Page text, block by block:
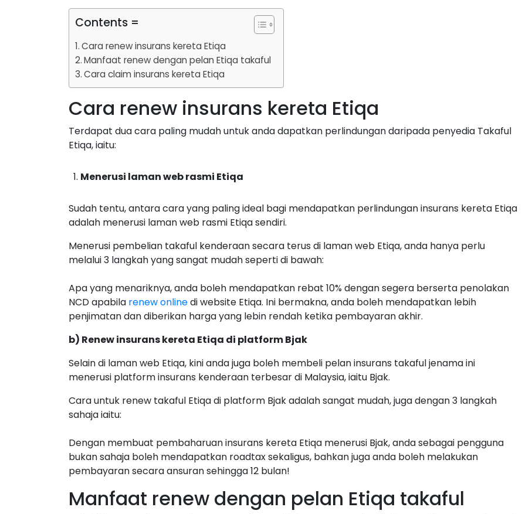
Contents =
Cara renew insurans kereta Etiqa
Manfaat renew dengan pelan Etiqa takaful
Cara claim insurans kereta Etiqa
Cara renew insurans kereta Etiqa
Terdapat dua cara paling mudah untuk anda dapatkan perlindungan daripada penyedia Takaful
Etiqa, iaitu:
Menerusi laman web rasmi Etiqa
Sudah tentu, antara cara yang paling ideal bagi mendapatkan perlindungan insurans kereta Etiqa
adalah menerusi laman web rasmi Etiqa sendiri.
Menerusi pembelian takaful kenderaan secara terus di laman web Etiqa, anda hanya perlu
melalui 3 langkah yang sangat mudah seperti di bawah:
Apa yang menariknya, anda boleh mendapatkan rebat 10% dengan segera berserta penolakan
NCD apabila renew onlinedi website Etiqa. Ini bermakna, anda boleh mendapatkan lebih
penjimatan dan diberikan harga yang lebin rendah ketika pembayaran akhir.
b) Renew insurans kereta Etiqa di platform Bjak
Selain di laman web Etiqa, kini anda juga boleh membeli pelan insurans takaful jenama ini
menerusi platform insurans kenderaan terbesar di Malaysia, iaitu Bjak.
Cara untuk renew takaful Etiqa di platform Bjak adalah sangat mudah, juga dengan 3 langkah
sahaja iaitu:
Dengan membuat pembaharuan insurans kereta Etiqa menerusi Bjak, anda sebagai pengguna
bukan sahaja boleh mendapatkan roadtax sekaligus, bahkan juga anda boleh melakukan
pembayaran secara ansuran sehingga 12 bulan!
Manfaat renew dengan pelan Etiqa takaful